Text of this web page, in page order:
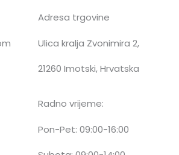
Adresa trgovine
Ulica kralja Zvonimira 2,
21260 Imotski, Hrvatska
Radno vrijeme:
Pon-Pet: 09:00-16:00